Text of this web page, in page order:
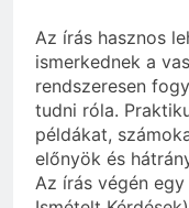
Az írás hasznos
ismerkednek a
rendszeresen
tudni róla.
példákat,
előnyök és
Az írás végén